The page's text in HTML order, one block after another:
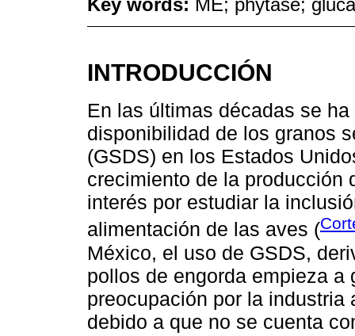
Key words: ME; phytase;
INTRODUCCIÓN
En las últimas décadas se
disponibilidad de los granos
(GSDS) en los Estados
crecimiento de la producción
interés por estudiar la
alimentación de las aves (
México, el uso de GSDS,
pollos de engorda empieza
preocupación por la
debido a que no se cuenta